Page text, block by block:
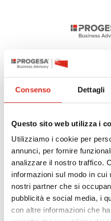
Consenso Dettagli
Questo sito web utilizza i
Utilizziamo i cookie per
annunci, per fornire
analizzare il nostro traffico.
informazioni sul modo in
nostri partner che si
pubblicità e social media, i
con altre informazioni che
TOPICS
HIGHLIGHTS
E-LEARNING
AGEVOLAZIONI
SUCCESS STORY
CONTATTI
Value
Value Stream Mapping
HIGHLIGHTS:
Value Stream